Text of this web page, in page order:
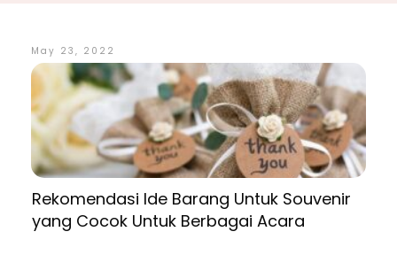
May 23, 2022
Rekomendasi Ide Barang Untuk Souvenir
yang Cocok Untuk Berbagai Acara